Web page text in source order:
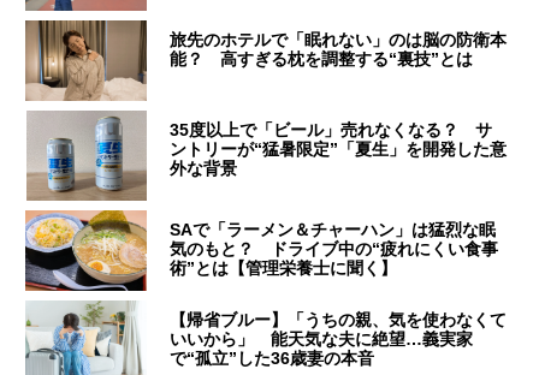
旅先のホテルで「眠れない」のは脳の防衛本
能？ 高すぎる枕を調整する“裏技”とは
35度以上で「ビール」売れなくなる？ サ
ントリーが“猛暑限定”「夏生」を開発した意
外な背景
SAで「ラーメン＆チャーハン」は猛烈な眠
気のもと？ ドライブ中の“疲れにくい食事
術”とは【管理栄養士に聞く】
【帰省ブルー】「うちの親、気を使わなくて
いいから」 能天気な夫に絶望…義実家
で“孤立”した36歳妻の本音